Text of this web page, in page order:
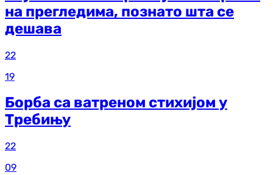
на прегледима, познато шта се
дешава
22
19
Борба са ватреном стихијом у
Требињу
22
09